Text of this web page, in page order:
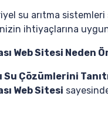
su arıtma sistemleri
ihtiyaçlarına
Web Sitesi Neden
Çözümlerini
Web Sitesi